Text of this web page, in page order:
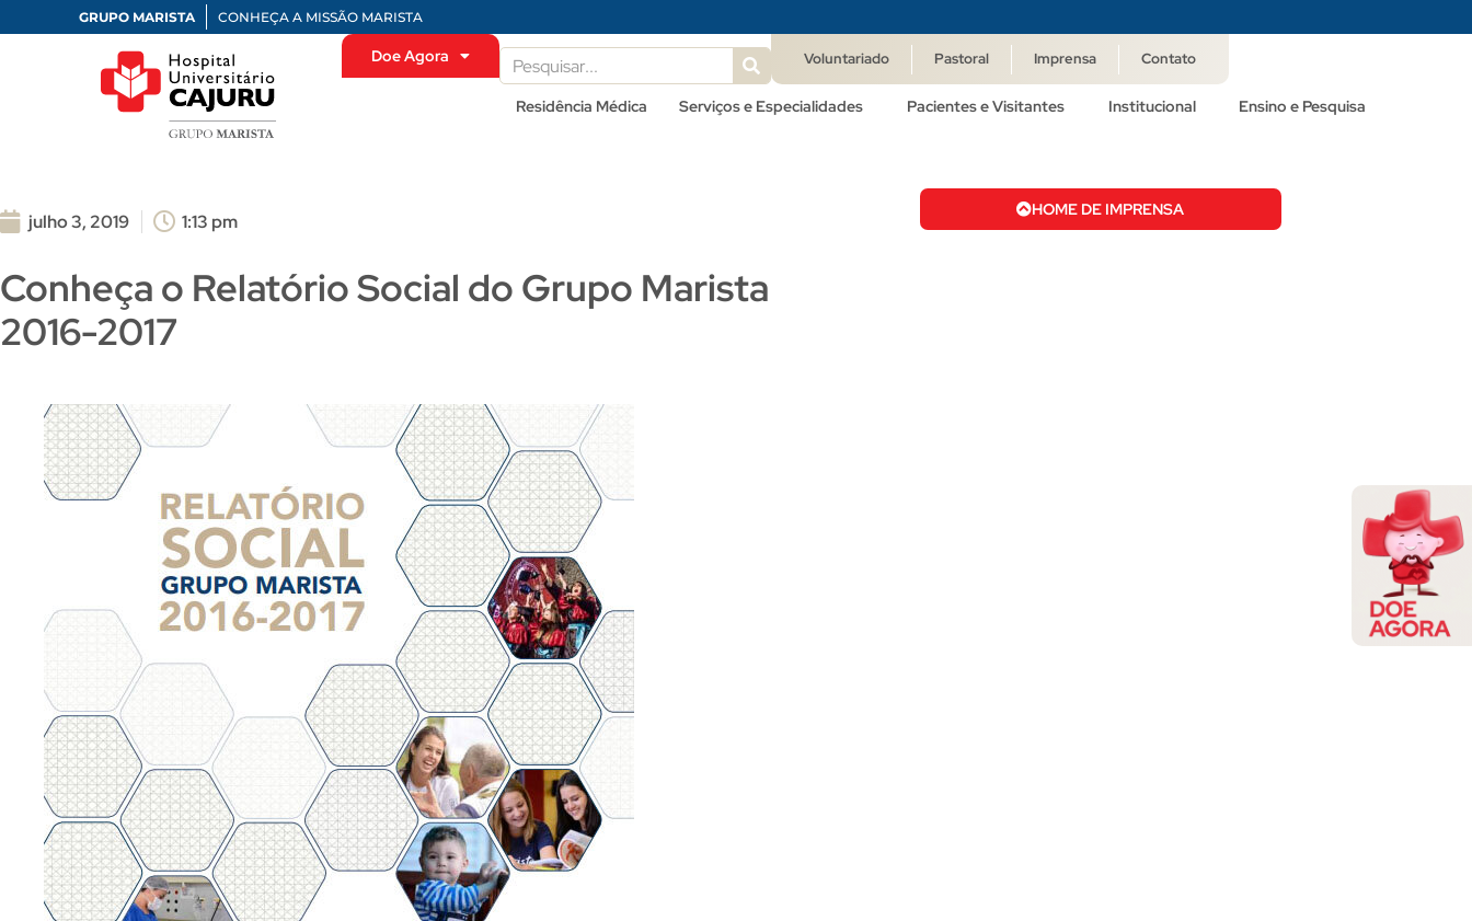
GRUPO MARISTA CONHEÇA A MISSÃO MARISTA
Doe Agora Voluntariado Pastoral Imprensa Contato
Residência Médica Serviços e Especialidades Pacientes e Visitantes Institucional Ensino e Pesquisa
julho 3, 2019 1:13 pm
Conheça o Relatório Social do Grupo Marista
2016-2017
HOME DE IMPRENSA